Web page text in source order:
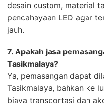
desain custom, material
pencahayaan LED agar
jauh.
7. Apakah jasa
Tasikmalaya?
Ya, pemasangan dapat
Tasikmalaya, bahkan ke
biaya transportasi dan